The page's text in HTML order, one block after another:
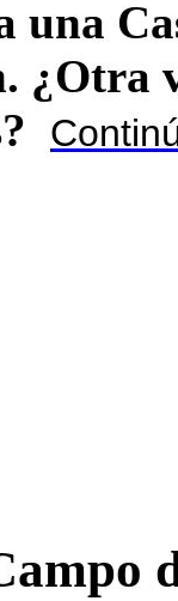
una
¿Otra